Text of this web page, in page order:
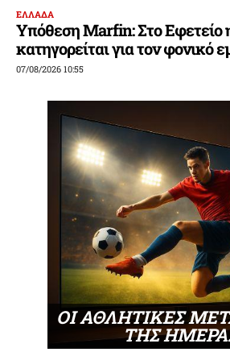
ΕΛΛΑΔΑ
Υπόθεση Marfin: Στο Εφετείο
κατηγορείται για τον φονικό
07/08/2026 10:55
ΟΙ ΑΘΛΗΤΙΚΕΣ
ΤΗΣ